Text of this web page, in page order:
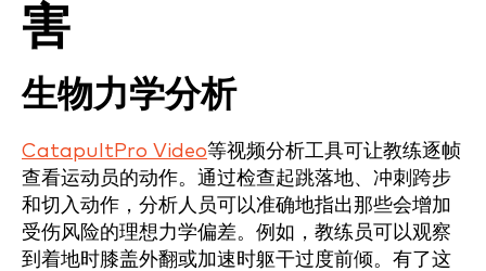
害
生物力学分析
CatapultPro Video等视频分析工具可让教练逐帧
查看运动员的动作。通过检查起跳落地、冲刺跨步
和切入动作，分析人员可以准确地指出那些会增加
受伤风险的理想力学偏差。例如，教练员可以观察
到着地时膝盖外翻或加速时躯干过度前倾。有了这